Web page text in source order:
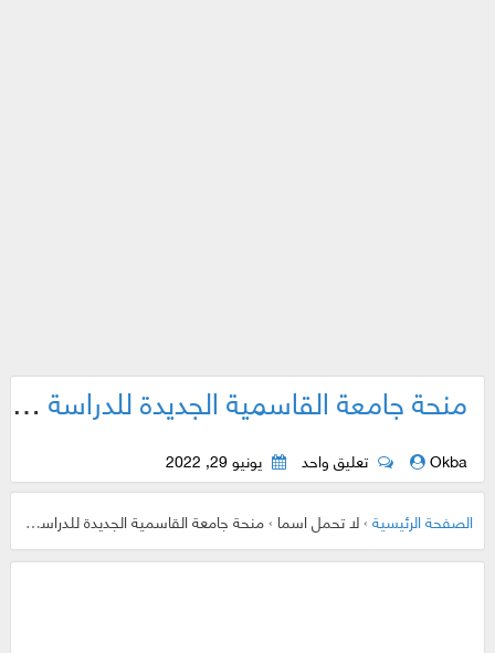
منحة جامعة القاسمية الجديدة للدراسة في الإمارات
Okba تعليق واحد يونيو 29, 2022
الصفحة الرئيسية›لا تحمل اسما›منحة جامعة القاسمية الجديدة للدراسة في الإمارات